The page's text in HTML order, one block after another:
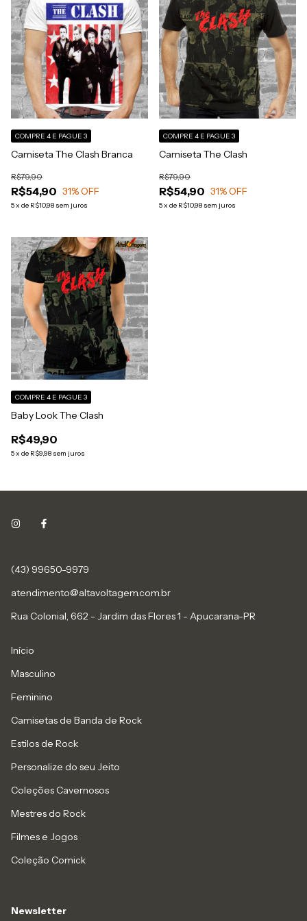
Camiseta The Clash Branca
R$54,90
R$79,90
31% OFF
5x de R$10,98 sem juros
COMPRE 4 E PAGUE 3
Camiseta The Clash
R$54,90
R$79,90
31% OFF
5x de R$10,98 sem juros
COMPRE 4 E PAGUE 3
Baby Look The Clash
R$49,90
5x de R$9,98 sem juros
COMPRE 4 E PAGUE 3
(43) 99650-9979
atendimento@altavoltagem.com.br
Rua Colonial, 662 - Jardim das Flores 1 - Apucarana-PR
Início
Masculino
Feminino
Camisetas de Banda de Rock
Estilos de Rock
Personalize do seu Jeito
Coleções Cavernosos
Mestres do Rock
Filmes e Jogos
Coleção Comick
Newsletter